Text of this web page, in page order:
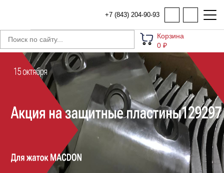
+7 (843) 204-90-93
Корзина
0 ₽